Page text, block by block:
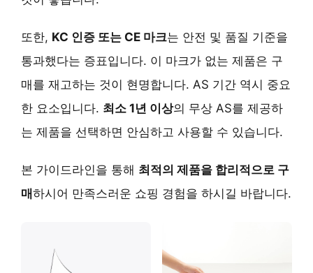
또한, KC 인증 또는 CE 마크는 안전 및 품질 기준을
통과했다는 증표입니다. 이 마크가 없는 제품은 구
매를 재고하는 것이 현명합니다. AS 기간 역시 중요
한 요소입니다. 최소 1년 이상의 무상 AS를 제공하
는 제품을 선택하면 안심하고 사용할 수 있습니다.
본 가이드라인을 통해 최적의 제품을 합리적으로 구
매하시어 만족스러운 쇼핑 경험을 하시길 바랍니다.